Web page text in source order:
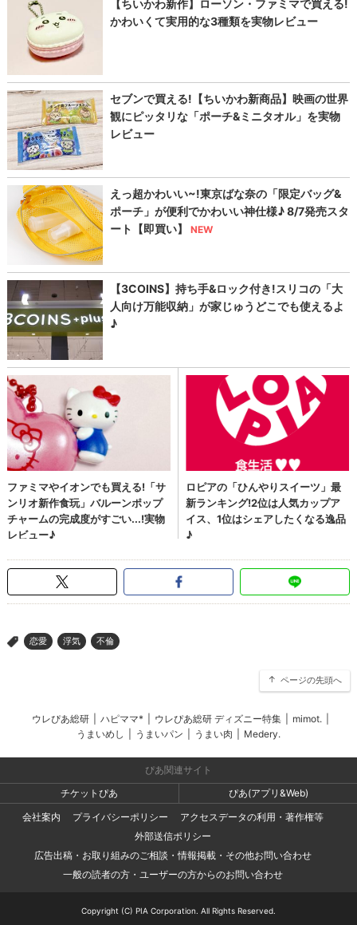
> 恋愛 浮気 不倫
ページの先頭へ
ウレぴあ総研 ハピママ* ウレぴあ総研 ディズニー特集 mimot.
うまいめし
うまいパン うまい肉 Medery.
ぴあ関連サイト
チケットぴあ
ぴあ(アプリ&Web)
会社案内
プライバシーポリシー
アクセスデータの利用・著作権等
外部送信ポリシー
広告出稿・お取り組みのご相談・情報掲載・その他お問い合わせ
一般の読者の方・ユーザーの方からのお問い合わせ
Copyright (C) PIA Corporation. All Rights Reserved.